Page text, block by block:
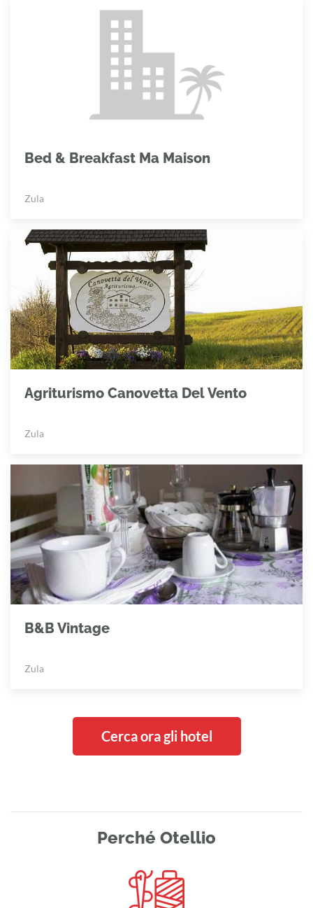
Bed & Breakfast Ma Maison
Zula
Agriturismo Canovetta Del Vento
Zula
B&B Vintage
Zula
Cerca ora gli hotel
Perché Otellio